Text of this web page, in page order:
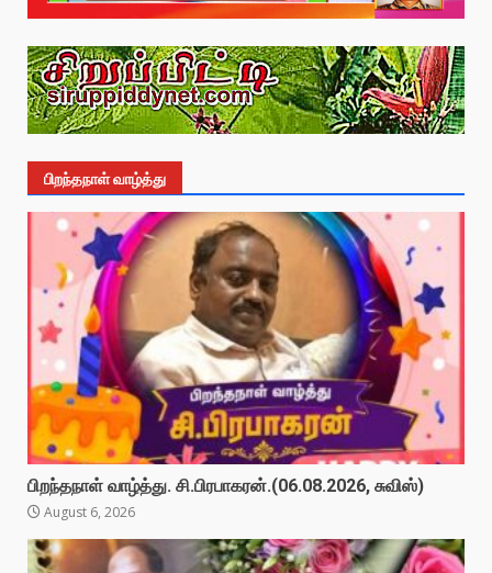
பிறந்தநாள் வாழ்த்து
பிறந்தநாள் வாழ்த்து. சி.பிரபாகரன்.(06.08.2026, சுவிஸ்)
August 6, 2026